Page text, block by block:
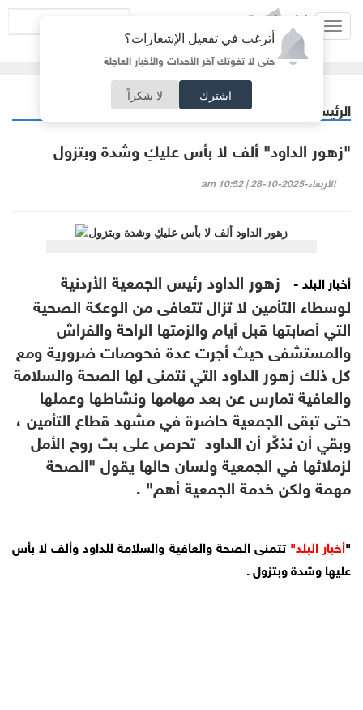
أترغب في تفعيل الإشعارات؟
حتى لا تفوتك آخر الأحداث والأخبار العاجلة
اشترك لا شكراً
الرئيسية خبر وصورة
"زهور الداود" ألف لا بأس عليكِ وشدة وبتزول
الأربعاء-2025-10-28 | 10:52 am
أخبار البلد -
زهور الداود رئيس الجمعية الأردنية
لوسطاء التأمين لا تزال تتعافى من الوعكة الصحية
التي أصابتها قبل أيام والزمتها الراحة والفراش
والمستشفى حيث أجرت عدة فحوصات ضرورية ومع
كل ذلك زهور الداود التي نتمنى لها الصحة والسلامة
والعافية تمارس عن بعد مهامها ونشاطها وعملها
حتى تبقى الجمعية حاضرة في مشهد قطاع التأمين ،
وبقي أن نذكّر أن الداود تحرص على بث روح الأمل
لزملائها في الجمعية ولسان حالها يقول "الصحة
مهمة ولكن خدمة الجمعية أهم" .
"أخبار البلد" تتمنى الصحة والعافية والسلامة للداود وألف لا بأس
عليها وشدة وبتزول .